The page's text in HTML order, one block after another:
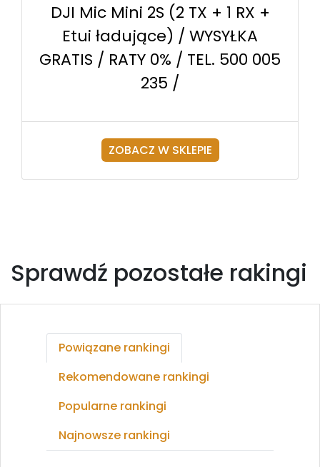
DJI Mic Mini 2S (2 TX + 1 RX +
Etui ładujące) / WYSYŁKA
GRATIS / RATY 0% / TEL. 500 005
235 /
ZOBACZ W SKLEPIE
Sprawdź pozostałe rakingi
Powiązane rankingi
Rekomendowane rankingi
Popularne rankingi
Najnowsze rankingi